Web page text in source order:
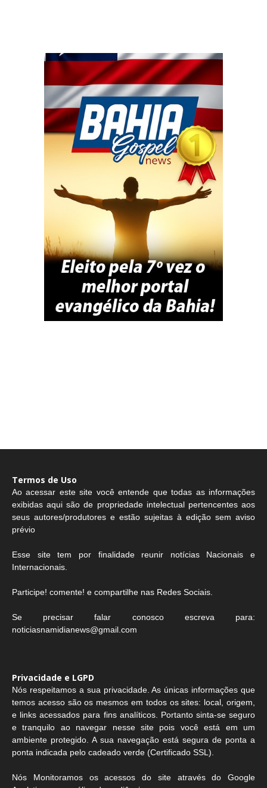
Termos de Uso
Ao acessar este site você entende que todas as informações
exibidas aqui são de propriedade intelectual pertencentes aos
seus autores/produtores e estão sujeitas à edição sem aviso
prévio
Esse site tem por finalidade reunir notícias Nacionais e
Internacionais.
Participe! comente! e compartilhe nas Redes Sociais.
Se precisar falar conosco escreva para:
noticiasnamidianews@gmail.com
Privacidade e LGPD
Nós respeitamos a sua privacidade. As únicas informações que
temos acesso são os mesmos em todos os sites: local, origem,
e links acessados para fins analíticos. Portanto sinta-se seguro
e tranquilo ao navegar nesse site pois você está em um
ambiente protegido. A sua navegação está segura de ponta a
ponta indicada pelo cadeado verde (Certificado SSL).
Nós Monitoramos os acessos do site através do Google